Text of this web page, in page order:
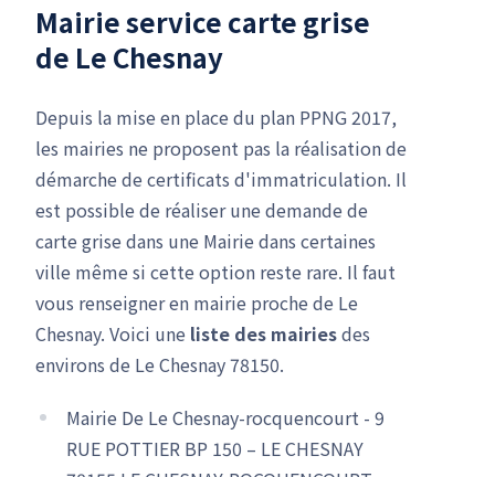
Mairie service carte grise
de Le Chesnay
Depuis la mise en place du plan PPNG 2017,
les mairies ne proposent pas la réalisation de
démarche de certificats d'immatriculation. Il
est possible de réaliser une demande de
carte grise dans une Mairie dans certaines
ville même si cette option reste rare. Il faut
vous renseigner en mairie proche de Le
Chesnay. Voici une liste des mairiesdes
environs de Le Chesnay 78150.
Mairie De Le Chesnay-rocquencourt - 9
RUE POTTIER BP 150 – LE CHESNAY